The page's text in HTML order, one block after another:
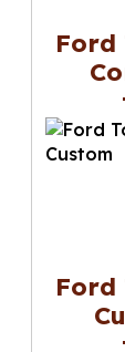
Ford
Ford